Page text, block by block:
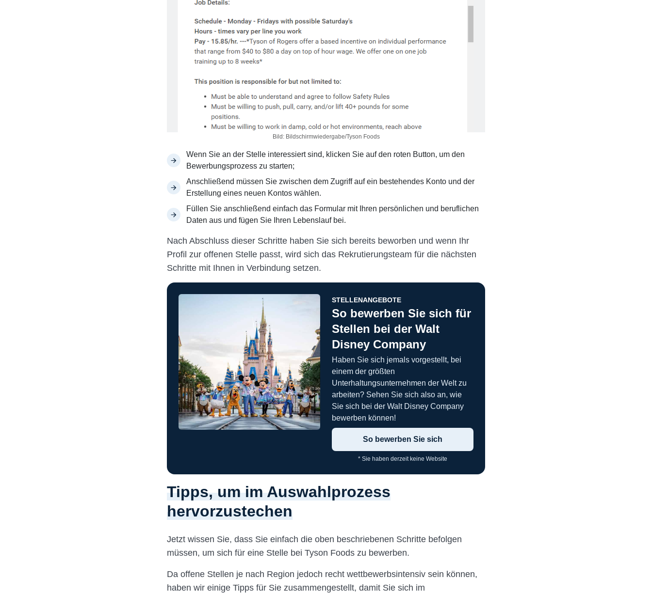
Bild: Bildschirmwiedergabe/Tyson Foods
Wenn Sie an der Stelle interessiert sind, klicken Sie auf den roten Button, um den
Bewerbungsprozess zu starten;
Anschließend müssen Sie zwischen dem Zugriff auf ein bestehendes Konto und der
Erstellung eines neuen Kontos wählen.
Füllen Sie anschließend einfach das Formular mit Ihren persönlichen und beruflichen
Daten aus und fügen Sie Ihren Lebenslauf bei.
Nach Abschluss dieser Schritte haben Sie sich bereits beworben und wenn Ihr
Profil zur offenen Stelle passt, wird sich das Rekrutierungsteam für die nächsten
Schritte mit Ihnen in Verbindung setzen.
STELLENANGEBOTE
So bewerben Sie sich für
Stellen bei der Walt
Disney Company
Haben Sie sich jemals vorgestellt, bei
einem der größten
Unterhaltungsunternehmen der Welt zu
arbeiten? Sehen Sie sich also an, wie
Sie sich bei der Walt Disney Company
bewerben können!
So bewerben Sie sich
* Sie haben derzeit keine Website
Tipps, um im Auswahlprozess
hervorzustechen
Jetzt wissen Sie, dass Sie einfach die oben beschriebenen Schritte befolgen
müssen, um sich für eine Stelle bei Tyson Foods zu bewerben.
Da offene Stellen je nach Region jedoch recht wettbewerbsintensiv sein können,
haben wir einige Tipps für Sie zusammengestellt, damit Sie sich im